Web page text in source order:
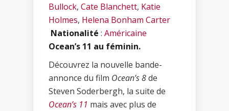
Bullock, Cate Blanchett, Katie
Holmes, Helena Bonham Carter
Nationalité : Américaine
Ocean’s 11 au féminin.
Découvrez la nouvelle bande-
annonce du film Ocean’s 8de
Steven Soderbergh, la suite de
Ocean’s 11 mais avec plus de